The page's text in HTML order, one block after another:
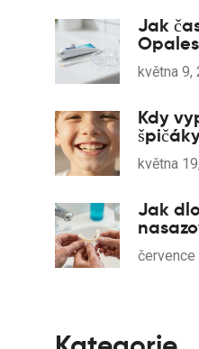
Jak
návod
bělení
května 9,
Kdy
pokud
května
Jak
července